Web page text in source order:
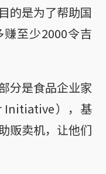
的是为了帮助国
至少2000令吉
分是食品企业家
Initiative），基
贩卖机，让他们